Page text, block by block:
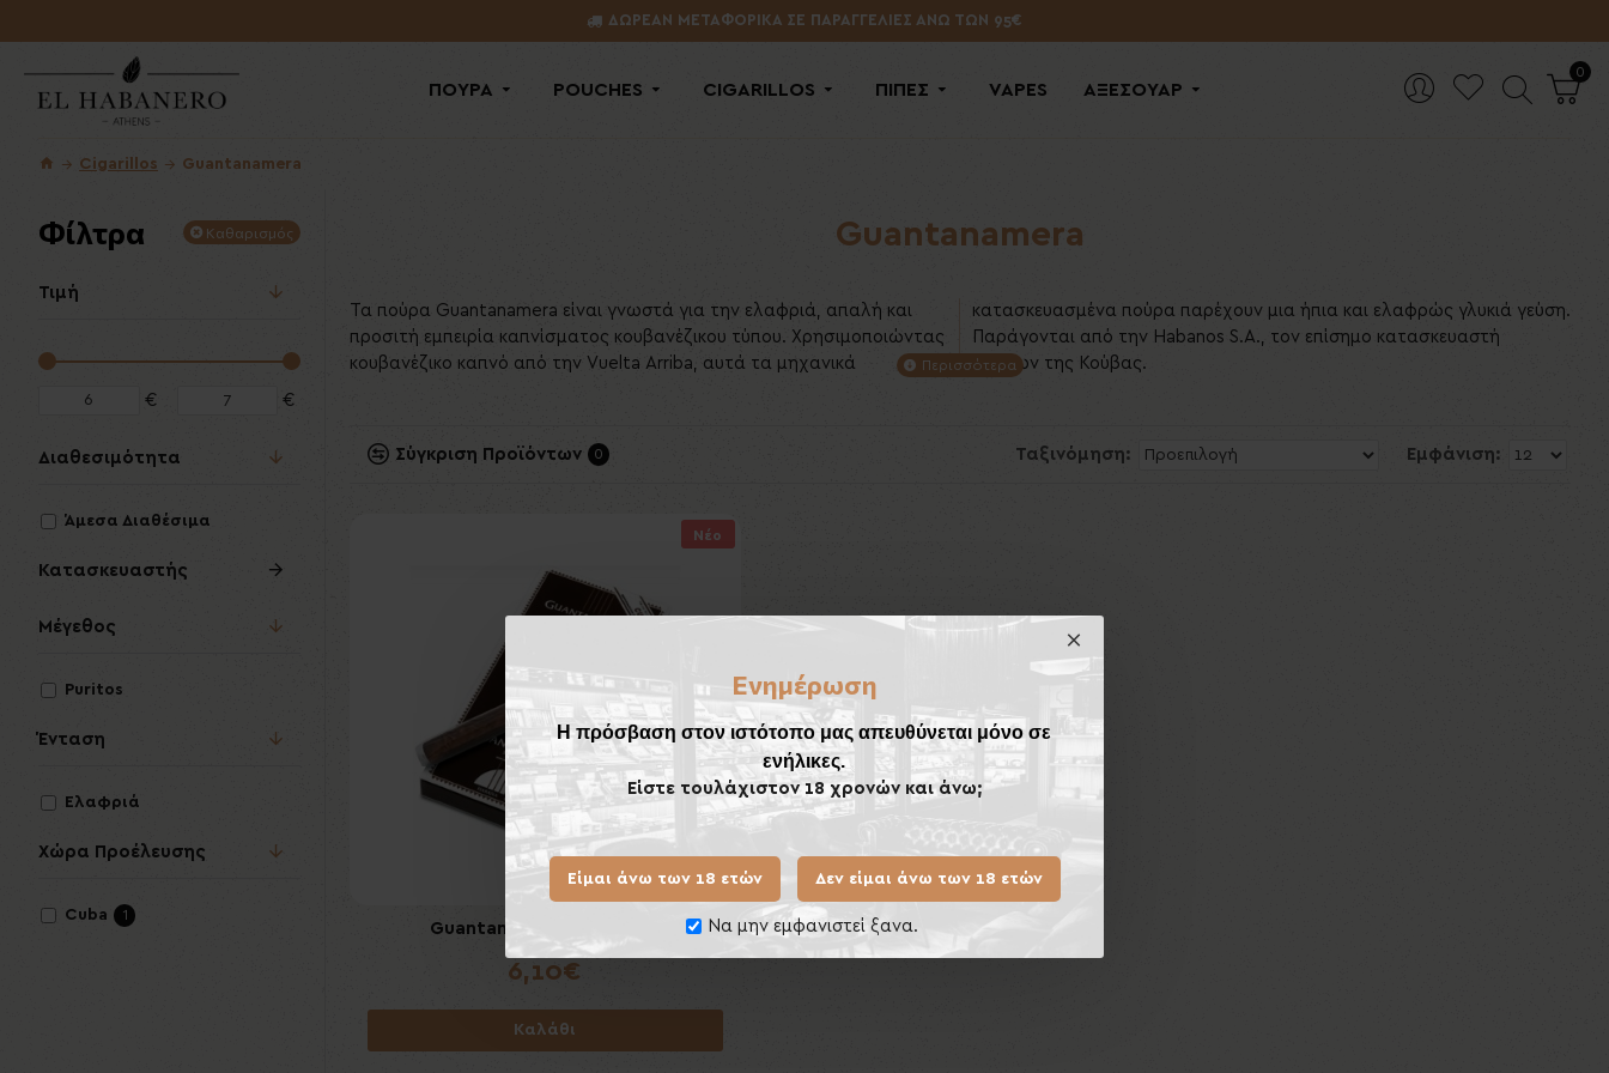
Ενημέρωση
Η πρόσβαση στον ιστότοπο μας απευθύνεται μόνο σε
ενήλικες.
Είστε τουλάχιστον 18 χρονών και άνω;
Είμαι άνω των 18 ετών Δεν είμαι άνω των 18 ετών
Να μην εμφανιστεί ξανα.
ΔΩΡΕΑΝ ΜΕΤΑΦΟΡΙΚΑ ΣΕ ΠΑΡΑΓΓΕΛΙΕΣ ΑΝΩ ΤΩΝ 95€
ΠΟΥΡΑ POUCHES CIGARILLOS ΠΙΠΕΣ VAPES ΑΞΕΣΟΥΑΡ
0
Cigarillos Guantanamera
Φίλτρα Καθαρισμός
Τιμή
€ €
Κατασκευαστής
Χώρα Προέλευσης
Cuba 1
Μέγεθος
Puritos
Ένταση
Ελαφριά
Διαθεσιμότητα
Άμεσα Διαθέσιμα
Guantanamera
Τα πούρα Guantanamera είναι γνωστά για την ελαφριά, απαλή και
προσιτή εμπειρία καπνίσματος κουβανέζικου τύπου. Χρησιμοποιώντας
κουβανέζικο καπνό από την Vuelta Arriba, αυτά τα μηχανικά
κατασκευασμένα πούρα παρέχουν μια ήπια και ελαφρώς γλυκιά γεύση.
Παράγονται από την Habanos S.A., τον επίσημο κατασκευαστή
πούρων της Κούβας.
Σύγκριση Προϊόντων 0 Ταξινόμηση: Εμφάνιση:
Νέο
Guantanamera Puritos 5's
6,10€
Καλάθι